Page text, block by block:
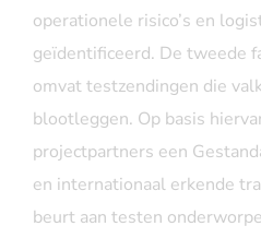
operationele risico’s en
geïdentificeerd. De tweede
omvat testzendingen die
blootleggen. Op basis
projectpartners een
en internationaal erkende
beurt aan testen